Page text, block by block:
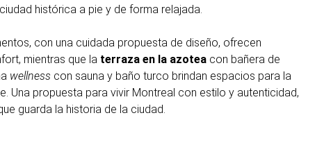
histórica a pie y de forma relajada.
con una cuidada propuesta de diseño, ofrecen
mientras que la terraza en la azotea con bañera de
wellness con sauna y baño turco brindan espacios para la
Una propuesta para vivir Montreal con estilo y autenticidad,
guarda la historia de la ciudad.